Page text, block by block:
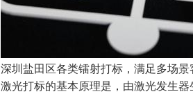
深圳盐田区各类镭射打标，满足多场
激光打标的基本原理是，由激光发生